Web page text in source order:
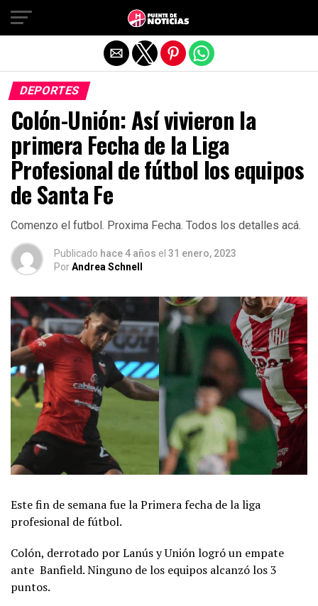
DEPORTES
Colón-Unión: Así vivieron la
primera Fecha de la Liga
Profesional de fútbol los equipos
de Santa Fe
Comenzo el futbol. Proxima Fecha. Todos los detalles acá.
Publicado hace 4 años el 31 enero, 2023
PorAndrea Schnell
Este fin de semana fue la Primera fecha de la liga
profesional de fútbol.
Colón, derrotado por Lanús y Unión logró un empate
ante Banfield. Ninguno de los equipos alcanzó los 3
puntos.
Salir de la versión móvil